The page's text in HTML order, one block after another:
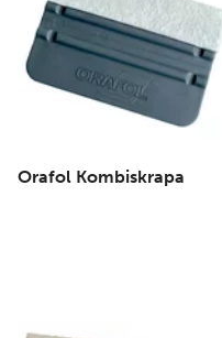
Orafol Kombiskrapa